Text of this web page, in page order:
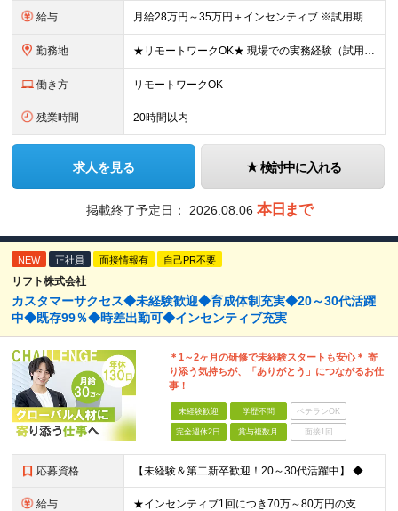
給与 月給28万円～35万円＋インセンティブ ※試用期間3ヶ月（契約社員）：月給23万円 ※時間外手当は別途全額支給します ◎給与にプラスしてもらえる手当・インセンティブ ■通勤費(規定あり) ■業績手
勤務地 ★リモートワークOK★ 現場での実務経験（試用期間含む）12ヶ月後、基準を満たした方は リモート勤務が可能です！ ※成果状況に応じて出社勤務へ変更となる場合があります。 【本社】 東京都中央区銀座1
働き方 リモートワークOK
残業時間 20時間以内
求人を見る 検討中に入れる
掲載終了予定日： 2026.08.06 本日まで
NEW 正社員 面接情報有 自己PR不要
リフト株式会社
カスタマーサクセス◆未経験歓迎◆育成体制充実◆20～30代活躍
中◆既存99％◆時差出勤可◆インセンティブ充実
＊1～2ヶ月の研修で未経験スタートも安心＊ 寄
り添う気持ちが、「ありがとう」につながるお仕
事！
未経験歓迎 学歴不問 ベテランOK
完全週休2日 賞与複数月 面接1回
応募資格 【未経験＆第二新卒歓迎！20～30代活躍中】 ◆学歴不問 ◆社会人経験が1年以上ある方（職種・業種は不問） ◆普通自動車免許（AT限定可）必須 ※外国人の方は日本語能力試験N1以上が必須です ＼こん
給与 ★インセンティブ1回につき70万～80万円の支給実績も！ ■月給30万円～40万円＋賞与（インセンティブ）年2回 ※上記には、固定残業代（月30時間分／54,800円～73,000円）を含んでいます